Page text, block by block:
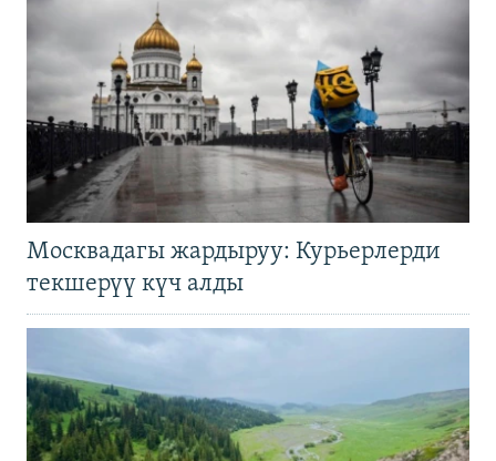
Москвадагы жардыруу: Курьерлерди
текшерүү күч алды